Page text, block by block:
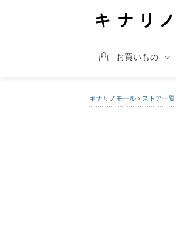
お買いもの
キナリノモール › ストア一覧